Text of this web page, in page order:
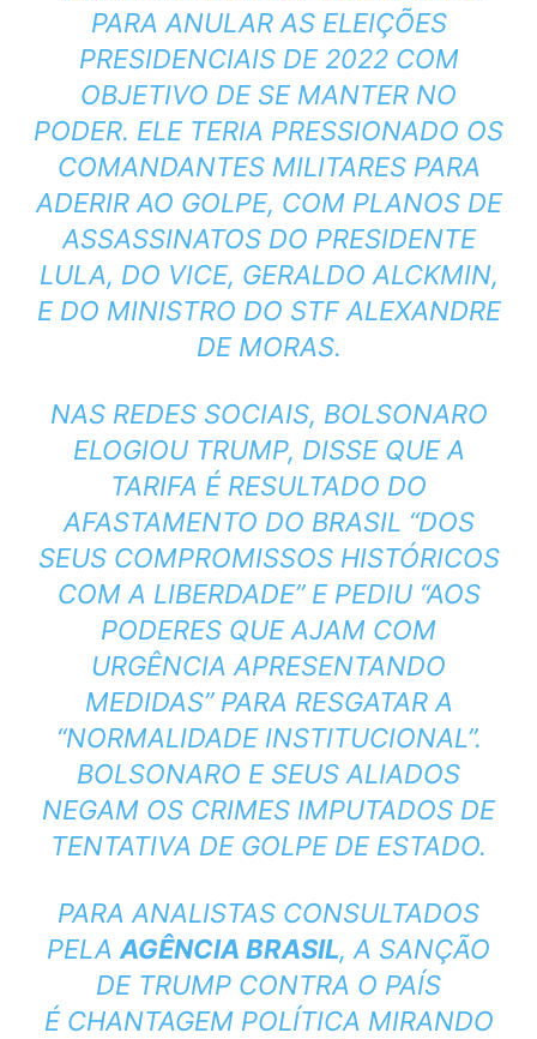
PARA ANULAR AS ELEIÇÕES
PRESIDENCIAIS DE 2022 COM
OBJETIVO DE SE MANTER NO
PODER. ELE TERIA PRESSIONADO OS
COMANDANTES MILITARES PARA
ADERIR AO GOLPE, COM PLANOS DE
ASSASSINATOS DO PRESIDENTE
LULA, DO VICE, GERALDO ALCKMIN,
E DO MINISTRO DO STF ALEXANDRE
DE MORAS.
NAS REDES SOCIAIS, BOLSONARO
ELOGIOU TRUMP, DISSE QUE A
TARIFA É RESULTADO DO
AFASTAMENTO DO BRASIL “DOS
SEUS COMPROMISSOS HISTÓRICOS
COM A LIBERDADE” E PEDIU “AOS
PODERES QUE AJAM COM
URGÊNCIA APRESENTANDO
MEDIDAS” PARA RESGATAR A
“NORMALIDADE INSTITUCIONAL”.
BOLSONARO E SEUS ALIADOS
NEGAM OS CRIMES IMPUTADOS DE
TENTATIVA DE GOLPE DE ESTADO.
PARA ANALISTAS CONSULTADOS
PELA AGÊNCIA BRASIL, A SANÇÃO
DE TRUMP CONTRA O PAÍS
É CHANTAGEM POLÍTICA MIRANDO